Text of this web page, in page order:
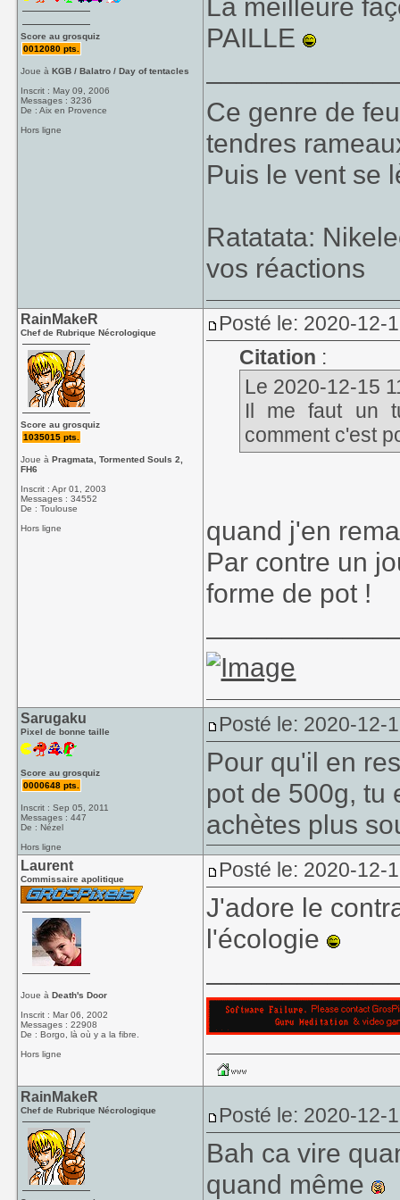
Score au grosquiz
0012080 pts.
Joue àKGB / Balatro / Day of tentacles
Inscrit : May 09, 2006
Messages : 3236
De : Aix en Provence
Hors ligne
La meilleure
PAILLE
Ce genre de
tendres
Puis le vent se
Ratatata:
vos réactions
RainMakeR
Chef de Rubrique Nécrologique
Score au grosquiz
1035015 pts.
Joue àPragmata, Tormented Souls 2,
FH6
Inscrit : Apr 01, 2003
Messages : 34552
De : Toulouse
Hors ligne
Posté le: 2020-12-
Citation :
Le 2020-12-15
Il me faut un
comment c'est
quand j'en
Par contre un
forme de pot !
Sarugaku
Pixel de bonne taille
Score au grosquiz
0000648 pts.
Inscrit : Sep 05, 2011
Messages : 447
De : Nézel
Hors ligne
Posté le: 2020-12-
Pour qu'il en
pot de 500g, tu
achètes plus
Laurent
Commissaire apolitique
Joue àDeath's Door
Inscrit : Mar 06, 2002
Messages : 22908
De : Borgo, là où y a la fibre.
Hors ligne
Posté le: 2020-12-
J'adore le
l'écologie
RainMakeR
Chef de Rubrique Nécrologique Posté le: 2020-12-
Bah ca vire
quand même